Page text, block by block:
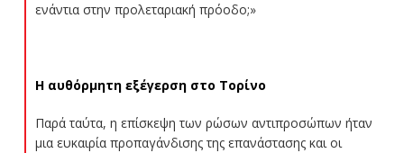
ενάντια στην προλεταριακή πρόοδο;»
Η αυθόρμητη εξέγερση στο Τορίνο
Παρά ταύτα, η επίσκεψη των ρώσων αντιπροσώπων ήταν
μια ευκαιρία προπαγάνδισης της επανάστασης και οι